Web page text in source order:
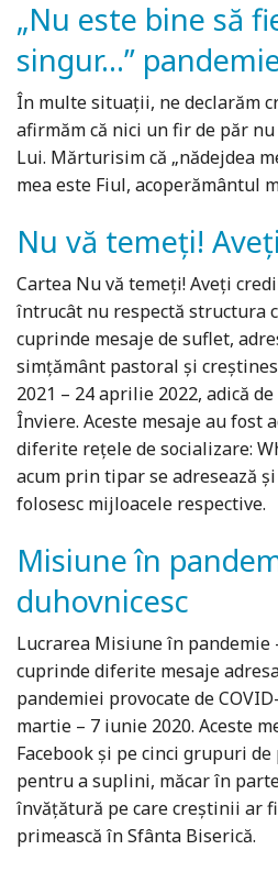
„Nu este bine să
singur...”
În multe situații, ne declarăm
afirmăm că nici un fir de păr
Lui. Mărturisim că „nădejdea
mea este Fiul, acoperământul
Nu vă temeți!
Cartea Nu vă temeți! Aveți
întrucât nu respectă structura
cuprinde mesaje de suflet,
simțământ pastoral și
2021 – 24 aprilie 2022, adică
Înviere. Aceste mesaje au fost
diferite rețele de socializare:
acum prin tipar se adresează
folosesc mijloacele respective.
Misiune în
duhovnicesc
Lucrarea Misiune în pandemie
cuprinde diferite mesaje
pandemiei provocate de
martie – 7 iunie 2020. Aceste
Facebook și pe cinci grupuri
pentru a suplini, măcar în
învățătură pe care creștinii ar
primească în Sfânta Biserică.